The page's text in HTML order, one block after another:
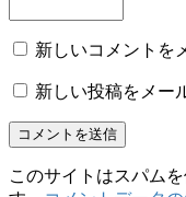
新しいコメントを
新しい投稿をメー
このサイトはスパム